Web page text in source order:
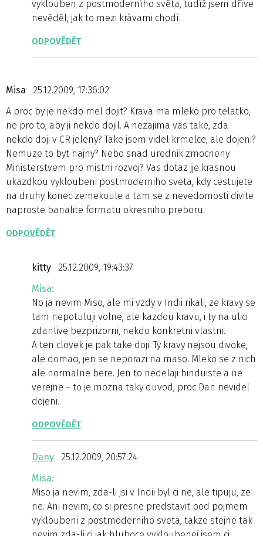
vyklouben z postmoderního světa, tudíž jsem dříve
nevěděl, jak to mezi krávami chodí.
ODPOVĚDĚT
Misa
25.12.2009, 17:36:02
A proc by je nekdo mel dojit? Krava ma mleko pro telatko,
ne pro to, aby ji nekdo dojil. A nezajima vas take, zda
nekdo doji v CR jeleny? Take jsem videl krmelce, ale dojeni?
Nemuze to byt hajny? Nebo snad urednik zmocneny
Ministerstvem pro mistni rozvoj? Vas dotaz jje krasnou
ukazdkou vykloubeni postmoderniho sveta, kdy cestujete
na druhy konec zemekoule a tam se z nevedomosti divite
naproste banalite formatu okresniho preboru.
ODPOVĚDĚT
kitty
25.12.2009, 19:43:37
Misa:
No ja nevim Miso, ale mi vzdy v Indii rikali, ze kravy se
tam nepotuluji volne, ale kazdou kravu, i ty na ulici
zdanlive bezprizorni, nekdo konkretni vlastni.
A ten clovek je pak take doji. Ty kravy nejsou divoke,
ale domaci, jen se neporazi na maso. Mleko se z nich
ale normalne bere. Jen to nedelaji hinduiste a ne
verejne – to je mozna taky duvod, proc Dan nevidel
dojeni.
ODPOVĚDĚT
Dany
25.12.2009, 20:57:24
Misa:
Miso ja nevim, zda-li jsi v Indii byl ci ne, ale tipuju, ze
ne. Ani nevim, co si presne predstavit pod pojmem
vykloubeni z postmoderniho sveta, takze stejne tak